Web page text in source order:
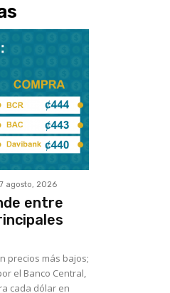
7 agosto, 2026
entre
precios más bajos;
el Banco Central,
cada dólar en